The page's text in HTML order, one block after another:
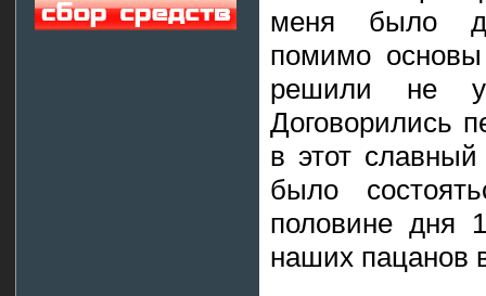
меня было
помимо
решили не
Договорились
в этот
было
половине дня
наших пацанов